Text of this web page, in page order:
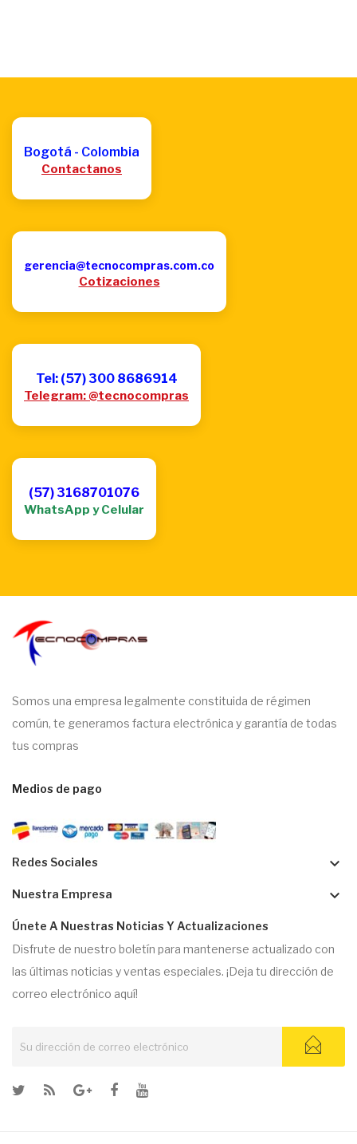
Bogotá - Colombia
Contactanos
gerencia@tecnocompras.com.co
Cotizaciones
Tel: (57) 300 8686914
Telegram: @tecnocompras
(57) 3168701076
WhatsApp y Celular
Somos una empresa legalmente constituida de régimen
común, te generamos factura electrónica y garantía de todas
tus compras
Medios de pago
Redes Sociales keyboard_arrow_down
Nuestra Empresa keyboard_arrow_down
Únete A Nuestras Noticias Y Actualizaciones
Disfrute de nuestro boletín para mantenerse actualizado con
las últimas noticias y ventas especiales. ¡Deja tu dirección de
correo electrónico aquí!